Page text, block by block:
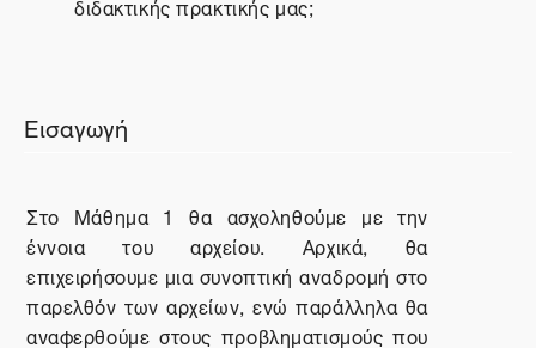
Εισαγωγή
Στο Μάθημα 1 θα ασχοληθούμε με την
έννοια του αρχείου. Αρχικά, θα
επιχειρήσουμε μια συνοπτική αναδρομή στο
παρελθόν των αρχείων, ενώ παράλληλα θα
αναφερθούμε στους προβληματισμούς που